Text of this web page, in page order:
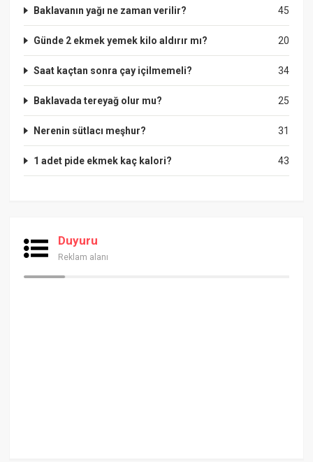
45
Baklavanın yağı ne zaman verilir?
20
Günde 2 ekmek yemek kilo aldırır mı?
34
Saat kaçtan sonra çay içilmemeli?
25
Baklavada tereyağ olur mu?
31
Nerenin sütlacı meşhur?
43
1 adet pide ekmek kaç kalori?
Duyuru
Reklam alanı